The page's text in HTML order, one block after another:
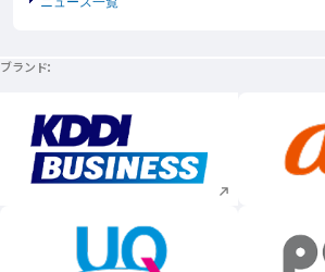
ブランド
新規ウィンドウで開く